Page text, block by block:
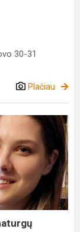
30-31
Plačiau